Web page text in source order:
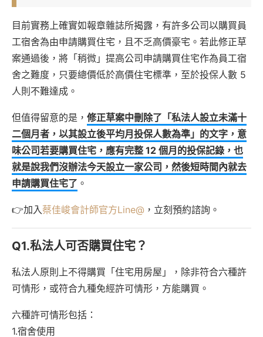
目前實務上確實如報章雜誌所揭露，有許多公司以購買員
工宿舍為由申請購買住宅，且不乏高價豪宅。若此修正草
案通過後，將「稍微」提高公司申請購買住宅作為員工宿
舍之難度，只要總價低於高價住宅標準，至於投保人數 5
人則不難達成。
但值得留意的是， 修正草案中刪除了「私法人設立未滿十
二個月者，以其設立後平均月投保人數為準」的文字，意
味公司若要購買住宅，應有完整 12 個月的投保記錄，也
就是說我們沒辦法今天設立一家公司，然後短時間內就去
申請購買住宅了 。
👉加入 蔡佳峻會計師官方Line@ ，立刻預約諮詢。
Q1.私法人可否購買住宅？
私法人原則上不得購買「住宅用房屋」，除非符合六種許
可情形，或符合九種免經許可情形，方能購買。
六種許可情形包括：
1.宿舍使用